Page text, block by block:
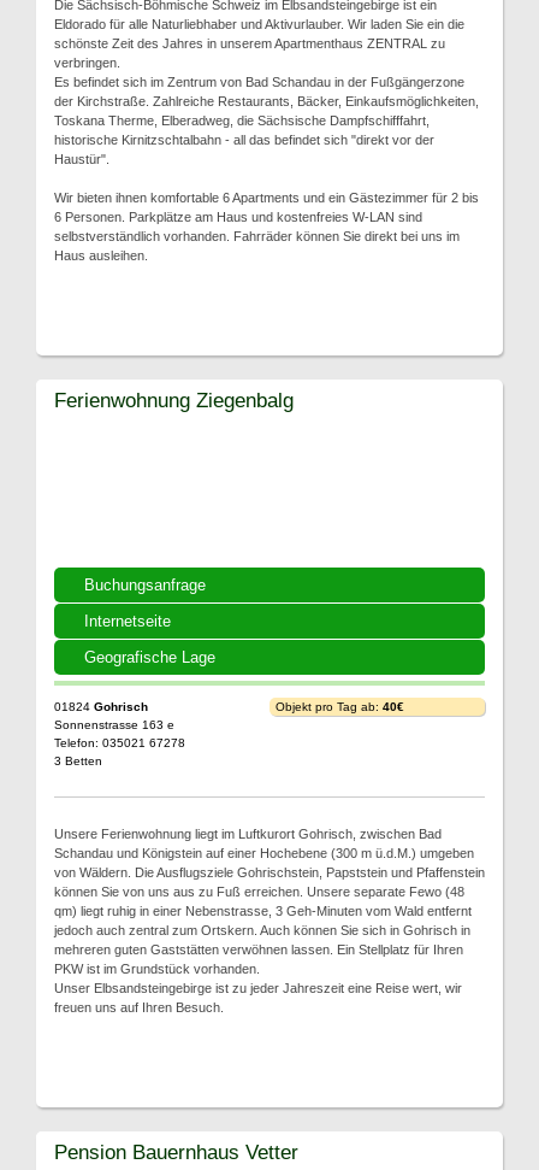
Die Sächsisch-Böhmische Schweiz im Elbsandsteingebirge ist ein
Eldorado für alle Naturliebhaber und Aktivurlauber. Wir laden Sie ein die
schönste Zeit des Jahres in unserem Apartmenthaus ZENTRAL zu
verbringen.
Es befindet sich im Zentrum von Bad Schandau in der Fußgängerzone
der Kirchstraße. Zahlreiche Restaurants, Bäcker, Einkaufsmöglichkeiten,
Toskana Therme, Elberadweg, die Sächsische Dampfschifffahrt,
historische Kirnitzschtalbahn - all das befindet sich "direkt vor der
Haustür".
Wir bieten ihnen komfortable 6 Apartments und ein Gästezimmer für 2 bis
6 Personen. Parkplätze am Haus und kostenfreies W-LAN sind
selbstverständlich vorhanden. Fahrräder können Sie direkt bei uns im
Haus ausleihen.
Buchungsanfrage
Internetseite
Geografische Lage
Ferienwohnung Ziegenbalg
01824 Gohrisch
Sonnenstrasse 163 e
Telefon: 035021 67278
3 Betten
Objekt pro Tag ab: 40€
Unsere Ferienwohnung liegt im Luftkurort Gohrisch, zwischen Bad
Schandau und Königstein auf einer Hochebene (300 m ü.d.M.) umgeben
von Wäldern. Die Ausflugsziele Gohrischstein, Papststein und Pfaffenstein
können Sie von uns aus zu Fuß erreichen. Unsere separate Fewo (48
qm) liegt ruhig in einer Nebenstrasse, 3 Geh-Minuten vom Wald entfernt
jedoch auch zentral zum Ortskern. Auch können Sie sich in Gohrisch in
mehreren guten Gaststätten verwöhnen lassen. Ein Stellplatz für Ihren
PKW ist im Grundstück vorhanden.
Unser Elbsandsteingebirge ist zu jeder Jahreszeit eine Reise wert, wir
freuen uns auf Ihren Besuch.
Pension Bauernhaus Vetter